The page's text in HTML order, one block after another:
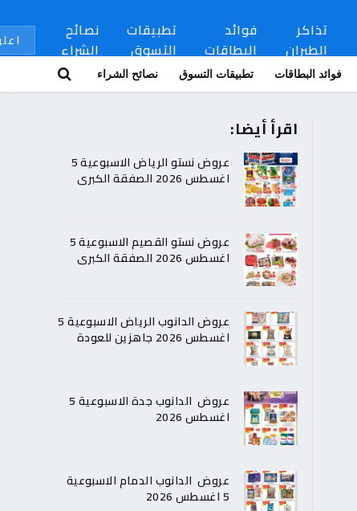
تذاكر
الطيران
فوائد
البطاقات
تطبيقات
التسوق
نصائح
الشراء
فوائد البطاقات تطبيقات التسوق نصائح الشراء
اقرأ أيضا:
عروض نستو الرياض الاسبوعية 5
اغسطس 2026 الصفقة الكبرى
عروض نستو القصيم الاسبوعية 5
اغسطس 2026 الصفقة الكبرى
عروض الدانوب الرياض الاسبوعية 5
اغسطس 2026 جاهزين للعودة
عروض الدانوب جدة الاسبوعية 5
اغسطس 2026
عروض الدانوب الدمام الاسبوعية
5 اغسطس 2026